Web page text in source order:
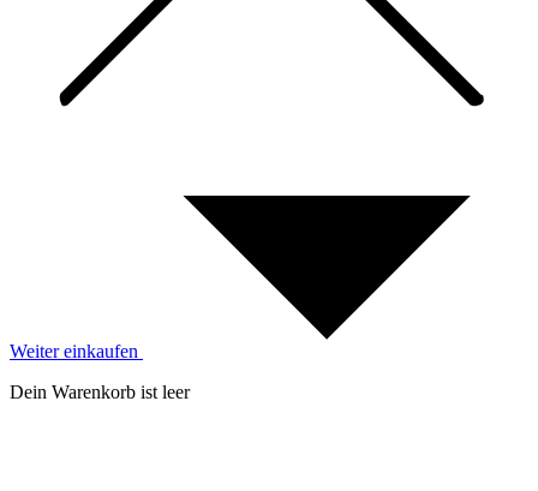
Weiter einkaufen
Dein Warenkorb ist leer